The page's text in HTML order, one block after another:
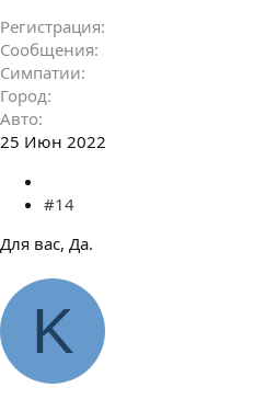
Регистрация
Сообщения
Симпатии
Город
Авто
25 Июн 2022
#14
Для вас, Да.
K